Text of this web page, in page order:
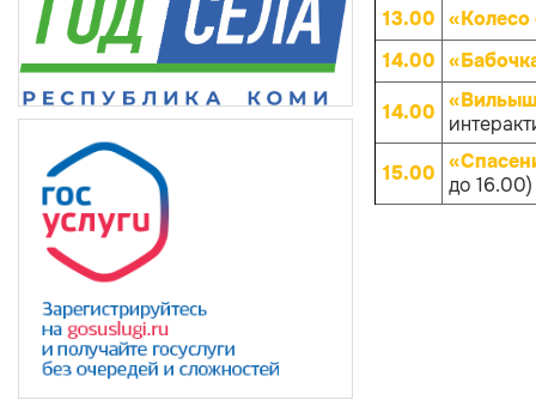
13.00
14.00
14.00
15.00 до 16.00)